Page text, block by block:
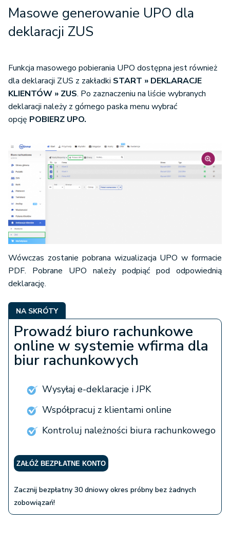
Masowe generowanie UPO dla
deklaracji ZUS
Funkcja masowego pobierania UPO dostępna jest również
dla deklaracji ZUS z zakładki START » DEKLARACJE
KLIENTÓW » ZUS. Po zaznaczeniu na liście wybranych
deklaracji należy z górnego paska menu wybrać
opcję POBIERZ UPO.
Wówczas zostanie pobrana wizualizacja UPO w formacie
PDF. Pobrane UPO należy podpiąć pod odpowiednią
deklarację.
NA SKRÓTY
Prowadź biuro rachunkowe
online w systemie wfirma dla
biur rachunkowych
Wysyłaj e-deklaracje i JPK
Współpracuj z klientami online
Kontroluj należności biura rachunkowego
ZAŁÓŻ BEZPŁATNE KONTO
Zacznij bezpłatny 30 dniowy okres próbny bez żadnych
zobowiązań!